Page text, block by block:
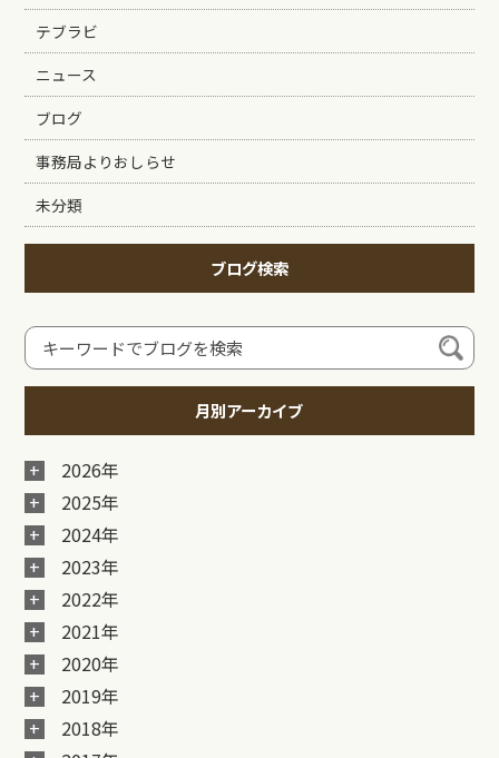
テブラビ
ニュース
ブログ
事務局よりおしらせ
未分類
ブログ検索
月別アーカイブ
2026年
2025年
2024年
2023年
2022年
2021年
2020年
2019年
2018年